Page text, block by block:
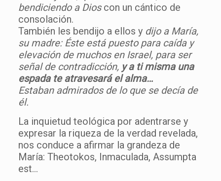
bendiciendo a Dioscon un cántico de
consolación.
También les bendijo a ellos y dijo a María,
su madre: Éste está puesto para caída y
elevación de muchos en Israel, para ser
señal de contradicción, y a ti misma una
espada te atravesará el alma…
Estaban admirados de lo que se decía de
él.
La inquietud teológica por adentrarse y
expresar la riqueza de la verdad revelada,
nos conduce a afirmar la grandeza de
María: Theotokos, Inmaculada, Assumpta
est…